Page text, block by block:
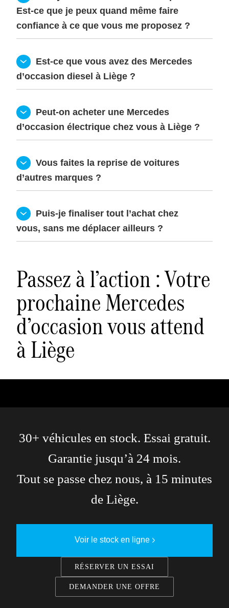
Est-ce que je peux quand même faire
confiance à ce que vous me proposez ?
Est-ce que vous avez des Mercedes
d’occasion diesel à Liège ?
Peut-on acheter une Mercedes
d’occasion électrique chez vous à Liège ?
Vous faites la reprise de voitures
d’autres marques ?
Puis-je finaliser tout l’achat chez
vous, sans me déplacer ailleurs ?
Passez à l’action : Votre
prochaine Mercedes
d’occasion vous attend
à Liège
30+ véhicules en stock. Essai gratuit.
Garantie jusqu’à 24 mois.
Tout se passe chez nous, à 15 minutes
de Liège.
Voir le stock en ligne
RÉSERVER UN ESSAI
DEMANDER UNE OFFRE